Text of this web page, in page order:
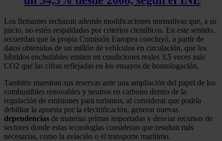
Los firmantes rechazan además modificaciones normativas que, a su
juicio, no estén respaldadas por criterios científicos. En este sentido,
recuerdan que la propia Comisión Europea concluyó, a partir de
datos obtenidos de un millón de vehículos en circulación, que los
híbridos enchufables emiten en condiciones reales 3,5 veces más
CO2 que las cifras reflejadas en los ensayos de homologación.
También muestran sus reservas ante una ampliación del papel de los
combustibles renovables y neutros en carbono dentro de la
regulación de emisiones para turismos, al considerar que podría
debilitar la apuesta por la electrificación, generar nuevas
dependencias de materias primas importadas y desviar recursos de
sectores donde estas tecnologías consideran que resultan más
necesarias, como la aviación o el transporte marítimo.